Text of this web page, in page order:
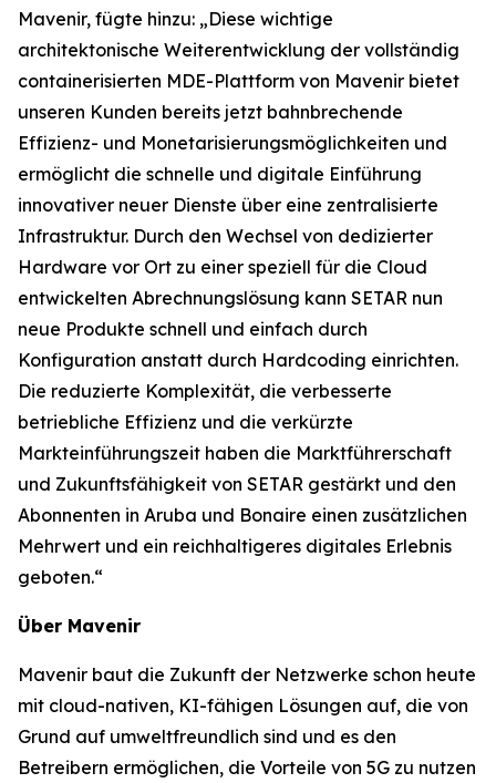
Mavenir, fügte hinzu: „Diese wichtige
architektonische Weiterentwicklung der vollständig
containerisierten MDE-Plattform von Mavenir bietet
unseren Kunden bereits jetzt bahnbrechende
Effizienz- und Monetarisierungsmöglichkeiten und
ermöglicht die schnelle und digitale Einführung
innovativer neuer Dienste über eine zentralisierte
Infrastruktur. Durch den Wechsel von dedizierter
Hardware vor Ort zu einer speziell für die Cloud
entwickelten Abrechnungslösung kann SETAR nun
neue Produkte schnell und einfach durch
Konfiguration anstatt durch Hardcoding einrichten.
Die reduzierte Komplexität, die verbesserte
betriebliche Effizienz und die verkürzte
Markteinführungszeit haben die Marktführerschaft
und Zukunftsfähigkeit von SETAR gestärkt und den
Abonnenten in Aruba und Bonaire einen zusätzlichen
Mehrwert und ein reichhaltigeres digitales Erlebnis
geboten.“
Über Mavenir
Mavenir baut die Zukunft der Netzwerke schon heute
mit cloud-nativen, KI-fähigen Lösungen auf, die von
Grund auf umweltfreundlich sind und es den
Betreibern ermöglichen, die Vorteile von 5G zu nutzen